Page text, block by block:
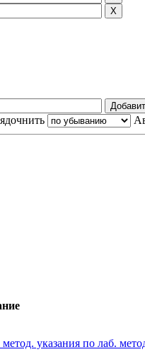
указания по лаб.